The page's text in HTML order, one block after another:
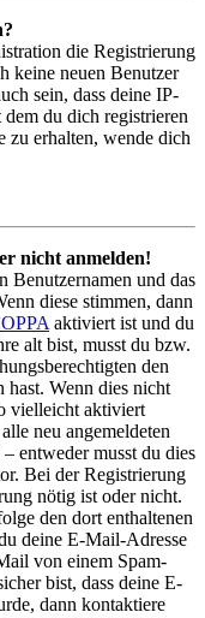
die Registrierung
keine neuen Benutzer
sein, dass deine IP-
du dich registrieren
zu erhalten, wende dich
nicht anmelden!
Benutzernamen und das
diese stimmen, dann
aktiviert ist und du
alt bist, musst du bzw.
den
hast. Wenn dies nicht
vielleicht aktiviert
neu angemeldeten
entweder musst du dies
Bei der Registrierung
nötig ist oder nicht.
den dort enthaltenen
deine E-Mail-Adresse
von einem Spam-
bist, dass deine E-
dann kontaktiere